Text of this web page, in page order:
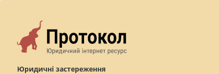
Юридичні застереження